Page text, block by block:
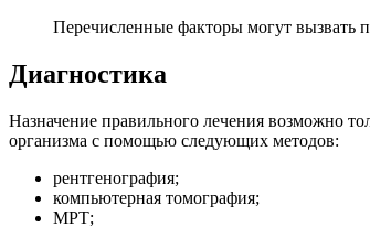
Перечисленные факторы могут вызвать
Диагностика
Назначение правильного лечения возможно
организма с помощью следующих методов:
рентгенография;
компьютерная томография;
МРТ;